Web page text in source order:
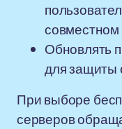
совместном
Обновлять
для защиты
При выборе
серверов